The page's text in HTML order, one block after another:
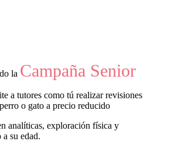
la Campaña Senior
a tutores como tú realizar revisiones
o gato a precio reducido
analíticas, exploración física y
a su edad.